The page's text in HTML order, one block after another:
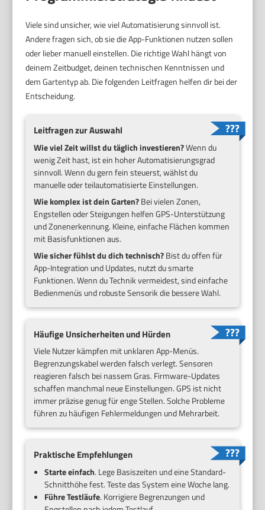
Viele sind unsicher, wie viel Automatisierung sinnvoll ist.
Andere fragen sich, ob sie die App-Funktionen nutzen sollen
oder lieber manuell einstellen. Die richtige Wahl hängt von
deinem Zeitbudget, deinen technischen Kenntnissen und
dem Gartentyp ab. Die folgenden Leitfragen helfen dir bei der
Entscheidung.
Leitfragen zur Auswahl
Wie viel Zeit willst du täglich investieren?Wenn du
wenig Zeit hast, ist ein hoher Automatisierungsgrad
sinnvoll. Wenn du gern fein steuerst, wählst du
manuelle oder teilautomatisierte Einstellungen.
Wie komplex ist dein Garten?Bei vielen Zonen,
Engstellen oder Steigungen helfen GPS-Unterstützung
und Zonenerkennung. Kleine, einfache Flächen kommen
mit Basisfunktionen aus.
Wie sicher fühlst du dich technisch?Bist du offen für
App-Integration und Updates, nutzt du smarte
Funktionen. Wenn du Technik vermeidest, sind einfache
Bedienmenüs und robuste Sensorik die bessere Wahl.
Häufige Unsicherheiten und Hürden
Viele Nutzer kämpfen mit unklaren App-Menüs.
Begrenzungskabel werden falsch verlegt. Sensoren
reagieren falsch bei nassem Gras. Firmware-Updates
schaffen manchmal neue Einstellungen. GPS ist nicht
immer präzise genug für enge Stellen. Solche Probleme
führen zu häufigen Fehlermeldungen und Mehrarbeit.
Praktische Empfehlungen
Starte einfach. Lege Basiszeiten und eine Standard-
Schnitthöhe fest. Teste das System eine Woche lang.
Führe Testläufe. Korrigiere Begrenzungen und